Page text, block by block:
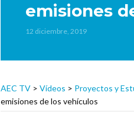
emisiones
12 diciembre, 2019
AEC TV > Vídeos > Proyectos y
emisiones de los vehículos